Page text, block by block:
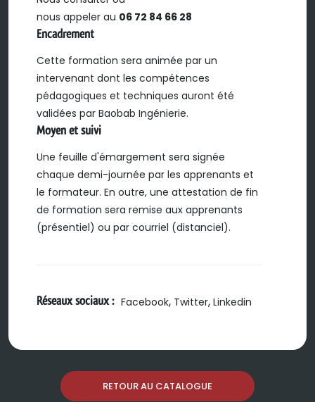
nous appeler au 06 72 84 66 28
Encadrement
Cette formation sera animée par un
intervenant dont les compétences
pédagogiques et techniques auront été
validées par Baobab Ingénierie.
Moyen et suivi
Une feuille d'émargement sera signée
chaque demi-journée par les apprenants et
le formateur. En outre, une attestation de fin
de formation sera remise aux apprenants
(présentiel) ou par courriel (distanciel).
Réseaux sociaux : Facebook, Twitter, Linkedin
RETOUR AU CATALOGUE